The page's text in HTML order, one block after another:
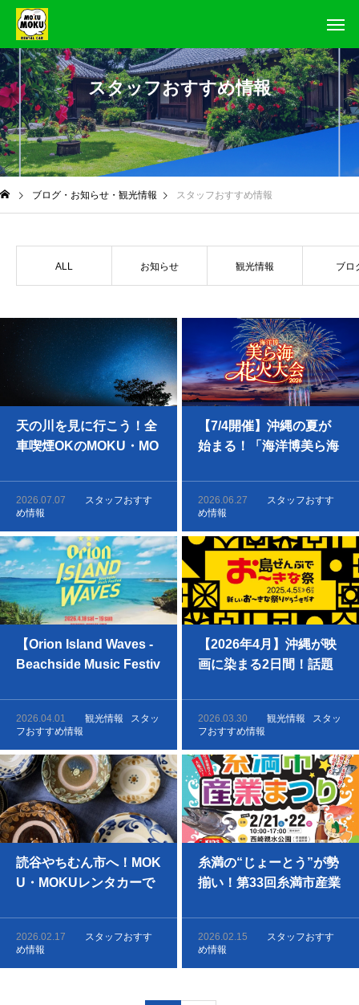
スタッフおすすめ情報
ブログ・お知らせ・観光情報 スタッフおすすめ情報
ALL お知らせ 観光情報 ブロ
天の川を見に行こう！全
車喫煙OKのMOKU・MO
沖縄・夏の星空ドライブ
2026.07.07
スタッフおすす
め情報
【7/4開催】沖縄の夏が
始まる！「海洋博美ら海
カーで120%楽しむ完全
攻略ガイド
2026.06.27
スタッフおすす
め情報
【Orion Island Waves -
Beachside Music Festiv
ビール！4月は瀬長島へG
O 🚗💨
2026.04.01 観光情報
スタッ
フおすすめ情報
【2026年4月】沖縄が映
画に染まる2日間！話題
カーペットをレンタカー
で巡ろう
2026.03.30 観光情報
スタッ
フおすすめ情報
読谷やちむん市へ！MOK
U・MOKUレンタカーで
2026.02.17
スタッフおすす
め情報
糸満の“じょーとう”が勢
揃い！第33回糸満市産業
2026.02.15
スタッフおすす
め情報